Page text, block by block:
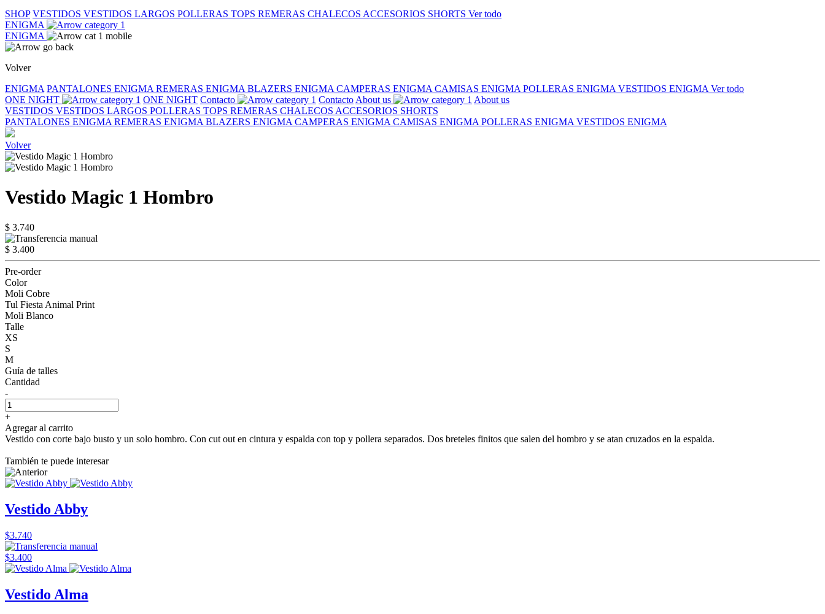
SHOP VESTIDOS VESTIDOS LARGOS POLLERAS TOPS REMERAS CHALECOS ACCESORIOS SHORTS Ver todo
ENIGMA
ENIGMA
Volver
ENIGMA PANTALONES ENIGMA REMERAS ENIGMA BLAZERS ENIGMA CAMPERAS ENIGMA CAMISAS ENIGMA POLLERAS ENIGMA VESTIDOS ENIGMA Ver todo
ONE NIGHT
ONE NIGHT Contacto Contacto About us
About us
VESTIDOS VESTIDOS LARGOS POLLERAS TOPS REMERAS CHALECOS ACCESORIOS SHORTS
PANTALONES ENIGMA REMERAS ENIGMA BLAZERS ENIGMA CAMPERAS ENIGMA CAMISAS ENIGMA POLLERAS ENIGMA VESTIDOS ENIGMA
Volver
Vestido Magic 1 Hombro
$ 3.740
$ 3.400
Pre-order
Color
Moli Cobre
Tul Fiesta Animal Print
Moli Blanco
Talle
XS
S
M
Guía de talles
Cantidad
-
+
Agregar al carrito
Vestido con corte bajo busto y un solo hombro. Con cut out en cintura y espalda con top y pollera separados. Dos breteles finitos que salen del hombro y se atan cruzados en la espalda.
También te puede interesar
Vestido Abby
$3.740
$3.400
Vestido Alma